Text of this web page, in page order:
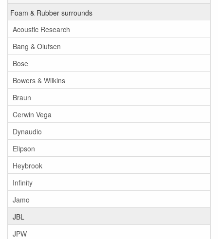
Foam & Rubber surrounds
Acoustic Research
Bang & Olufsen
Bose
Bowers & Wilkins
Braun
Cerwin Vega
Dynaudio
Elipson
Heybrook
Infinity
Jamo
JBL
JPW